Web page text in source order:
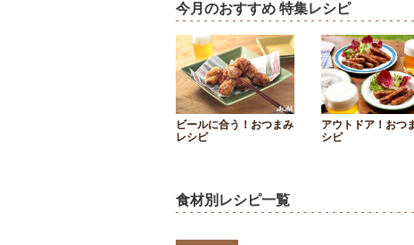
今月のおすすめ 特集レシピ
ビールに合う！おつまみ
レシピ
アウトドア！おつ
シピ
食材別レシピ一覧